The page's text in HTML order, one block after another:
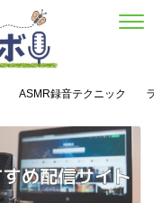
ASMR録音テクニック